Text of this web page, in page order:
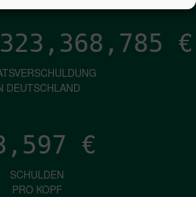
€
DEUTSCHLAND
€
SCHULDEN
PRO KOPF